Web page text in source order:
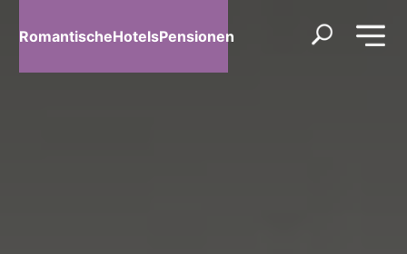
RomantischeHotelsPensionen